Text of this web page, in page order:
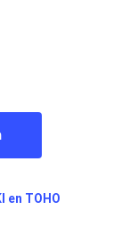
en TOHO